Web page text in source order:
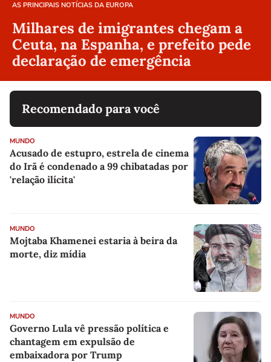
AS PRINCIPAIS NOTÍCIAS DA EUROPA
Milhares de imigrantes chegam a
Ceuta, na Espanha, e prefeito pede
declaração de emergência
Recomendado para você
MUNDO
Acusado de estupro, estrela de cinema
do Irã é condenado a 99 chibatadas por
'relação ilícita'
MUNDO
Mojtaba Khamenei estaria à beira da
morte, diz mídia
MUNDO
Governo Lula vê pressão política e
chantagem em expulsão de
embaixadora por Trump